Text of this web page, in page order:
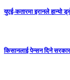
युएई-कतारमा इरानले हान्यो
किसानलाई पेन्सन दिने